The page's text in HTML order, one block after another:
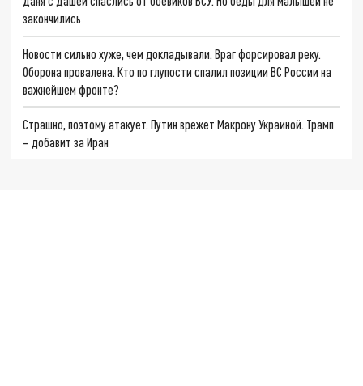
закончились
Новости сильно хуже, чем докладывали. Враг форсировал реку.
Оборона провалена. Кто по глупости спалил позиции ВС России на
важнейшем фронте?
Страшно, поэтому атакует. Путин врежет Макрону Украиной. Трамп
– добавит за Иран